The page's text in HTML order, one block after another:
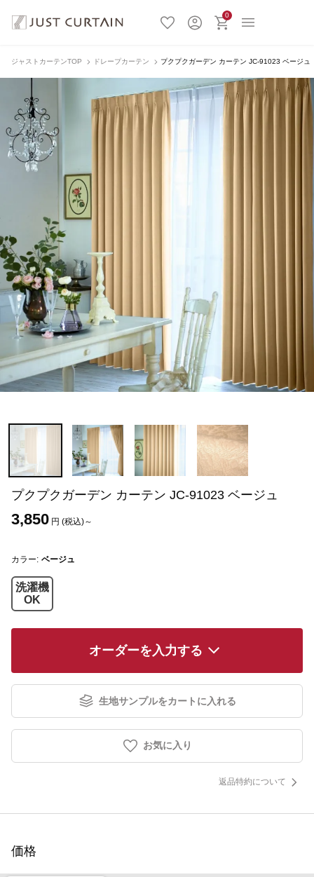
0
ジャストカーテンTOP ドレープカーテン プクプクガーデン カーテン JC-91023 ベージュ
プクプクガーデン カーテン JC-91023 ベージュ
3,850 円 (税込)～
カラー: ベージュ
洗濯機
OK
オーダーを入力する
生地サンプルをカートに入れる
お気に入り
返品特約について
価格